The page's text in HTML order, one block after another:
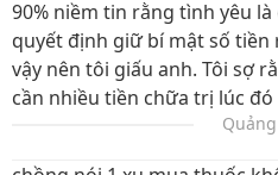
90% niềm tin rằng tình yêu
quyết định giữ bí mật số
vậy nên tôi giấu anh. Tôi sợ
cần nhiều tiền chữa trị lúc